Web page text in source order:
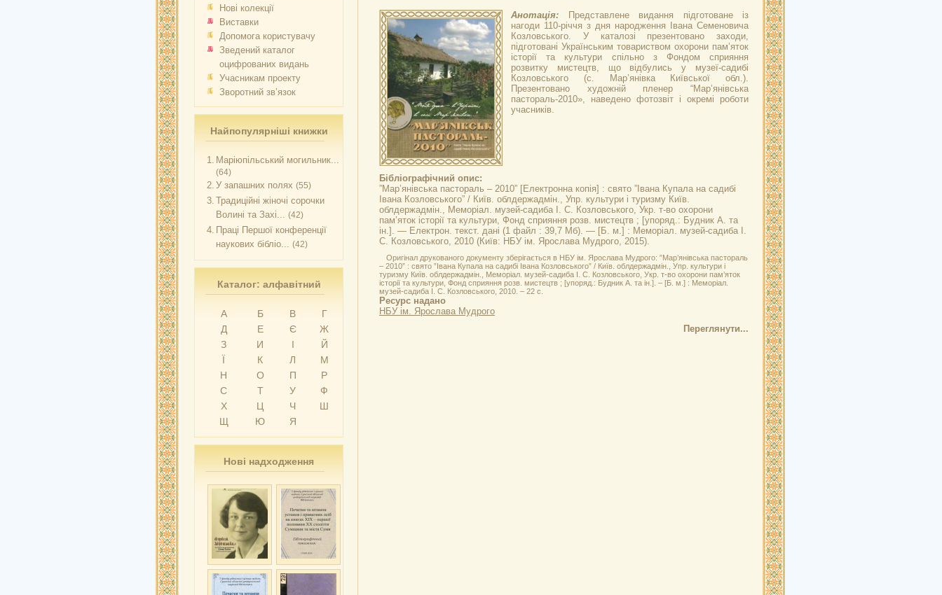
Нові колекції
Виставки
Допомога користувачу
Зведений каталог
оцифрованих видань
Учасникам проекту
Зворотний зв’язок
Найпопулярніші книжки
1. Маріюпільський могильник...
(64)
2. У запашних полях (55)
3. Традиційні жіночі сорочки
Волині та Захі... (42)
4. Праці Першої конференції
наукових бібліо... (42)
Каталог: алфавітний
А Б В
Г
Д
Е Є
Ж
З
И І
Й
Ї
К Л
М
Н
О П
Р
С
Т У
Ф
Х
Ц Ч
Ш
Щ
Ю Я
Нові надходження
Анотація:
Представлене видання підготоване із
нагоди 110-річчя з дня народження Івана Семеновича
Козловського. У каталозі презентовано заходи,
підготовані Українським товариством охорони пам’яток
історії та культури спільно з Фондом сприяння
розвитку мистецтв, що відбулись у музеї-садибі
Козловського (с. Мар’янівка Київської обл.).
Презентовано художній пленер “Мар’янівська
пастораль-2010», наведено фотозвіт і окремі роботи
учасників.
Бібліографічний опис:
”Мар’янівська пастораль – 2010” [Електронна копія] : свято ”Івана Купала на садибі
Івана Козловського” / Київ. облдержадмін., Упр. культури і туризму Київ.
облдержадмін., Меморіал. музей-садиба І. С. Козловського, Укр. т-во охорони
пам’яток історії та культури, Фонд сприяння розв. мистецтв ; [упоряд.: Будник А. та
ін.]. — Електрон. текст. дані (1 файл : 39,7 Мб). — [Б. м.] : Меморіал. музей-садиба І.
С. Козловського, 2010 (Київ: НБУ ім. Ярослава Мудрого, 2015).
Оригінал друкованого документу зберігається в НБУ ім. Ярослава Мудрого: ”Мар’янівська пастораль
– 2010” : свято ”Івана Купала на садибі Івана Козловського” / Київ. облдержадмін., Упр. культури і
туризму Київ. облдержадмін., Меморіал. музей-садиба І. С. Козловського, Укр. т-во охорони пам’яток
історії та культури, Фонд сприяння розв. мистецтв ; [упоряд.: Будник А. та ін.]. – [Б. м.] : Меморіал.
музей-садиба І. С. Козловського, 2010. – 22 с.
Ресурс надано
НБУ ім. Ярослава Мудрого
Переглянути...